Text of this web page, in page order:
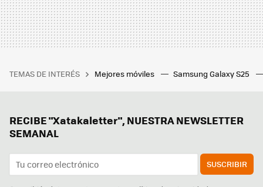
TEMAS DE INTERÉS Mejores móviles Samsung Galaxy S25
RECIBE "Xatakaletter", NUESTRA NEWSLETTER
SEMANAL
SUSCRIBIR